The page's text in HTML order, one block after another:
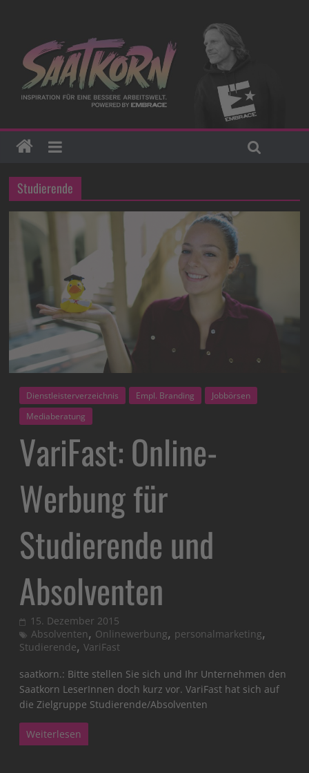
Studierende
Dienstleisterverzeichnis Empl. Branding
Jobbörsen
Mediaberatung
VariFast: Online-
Werbung für
Studierende und
Absolventen
15. Dezember 2015
Absolventen, Onlinewerbung, personalmarketing,
Studierende,VariFast
saatkorn.: Bitte stellen Sie sich und Ihr Unternehmen den
Saatkorn LeserInnen doch kurz vor. VariFast hat sich auf
die Zielgruppe Studierende/Absolventen
Weiterlesen